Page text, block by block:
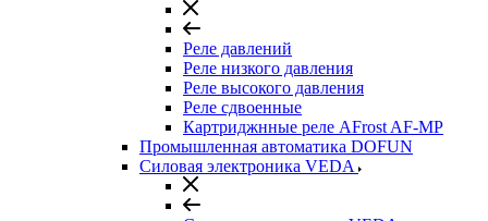
Реле давлений
Реле низкого давления
Реле высокого давления
Реле сдвоенные
Картриджнные реле AFrost AF-MP
Промышленная автоматика DOFUN
Силовая электроника VEDA